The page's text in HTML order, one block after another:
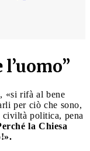
l’uomo”
«si rifà al bene
per ciò che sono,
politica, pena
la Chiesa